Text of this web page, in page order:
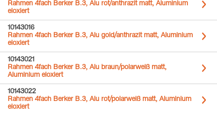
Rahmen 4fach Berker B.3, Alu rot/anthrazit matt, Aluminium
eloxiert
10143016
Rahmen 4fach Berker B.3, Alu gold/anthrazit matt, Aluminium
eloxiert
10143021
Rahmen 4fach Berker B.3, Alu braun/polarweiß matt,
Aluminium eloxiert
10143022
Rahmen 4fach Berker B.3, Alu rot/polarweiß matt, Aluminium
eloxiert